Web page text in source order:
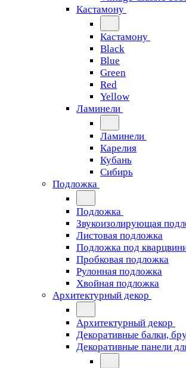
Кастамону
Кастамону
Black
Blue
Green
Red
Yellow
Ламинели
Ламинели
Карелия
Кубань
Сибирь
Подложка
Подложка
Звукоизолирующая
Листовая подложка
Подложка под
Пробковая подложка
Рулонная подложка
Хвойная подложка
Архитектурный декор
Архитектурный декор
Декоративные балки,
Декоративные панели